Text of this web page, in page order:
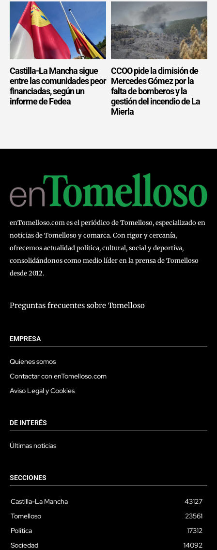
Castilla-La Mancha sigue
entre las comunidades peor
financiadas, según un
informe de Fedea
CCOO pide la dimisión de
Mercedes Gómez por la
falta de bomberos y la
gestión del incendio de La
Mierla
enTomelloso.com es el periódico de Tomelloso, especializado en
noticias de Tomelloso y comarca. Con rigor y cercanía,
ofrecemos actualidad política, cultural, social y deportiva,
consolidándonos como medio líder en la prensa de Tomelloso
desde 2012.
Preguntas frecuentes sobre Tomelloso
EMPRESA
Quienes somos
Contactar con enTomelloso.com
Aviso Legal y Cookies
DE INTERÉS
Últimas noticias
SECCIONES
Castilla-La Mancha
43127
Tomelloso
23561
Política
17312
Sociedad
14092